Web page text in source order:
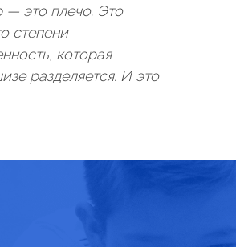
— это плечо. Это
степени
которая
разделяется. И это